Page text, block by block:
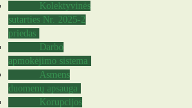
Kolektyvinės
sutarties Nr. 2025-2
priedas
Darbo
apmokėjimo sistema
Asmens
duomenų apsauga
Korupcijos